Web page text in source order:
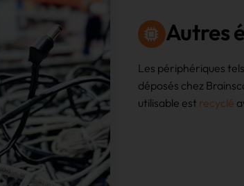
Autres
Les périphériques
déposés chez
utilisable est recyclé